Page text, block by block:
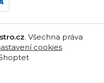
. Všechna práva
cookies